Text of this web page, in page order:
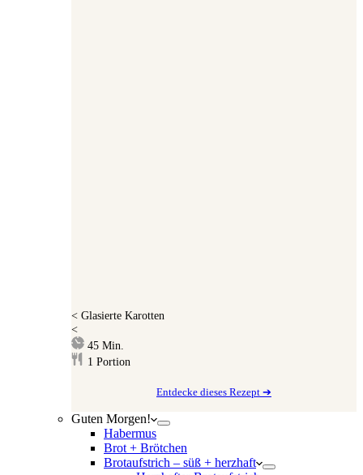
< Glasierte Karotten
<
45 Minuten
Min.
1 Portion
Entdecke dieses Rezept ➔
Guten Morgen!
Habermus
Brot + Brötchen
Brotaufstrich – süß + herzhaft